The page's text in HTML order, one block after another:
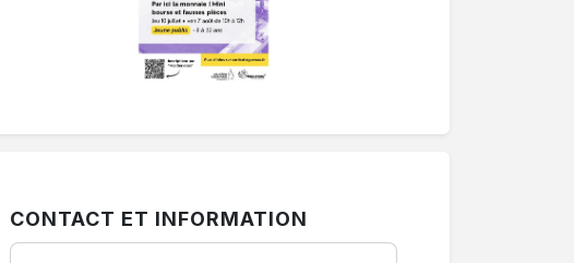
CONTACT ET INFORMATION